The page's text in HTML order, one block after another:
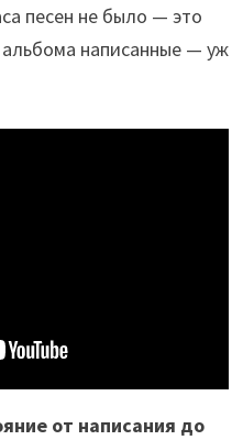
песен не было — это
альбома написанные — уж
от написания до